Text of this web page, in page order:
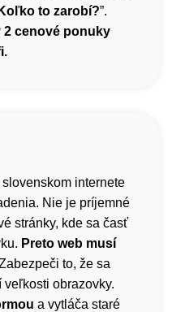
Koľko to zarobí?”.
2 cenové ponuky
internete
Nie je príjemné
stránky, kde sa časť
Preto web musí
to, že sa
obrazovky.
a vytláča staré